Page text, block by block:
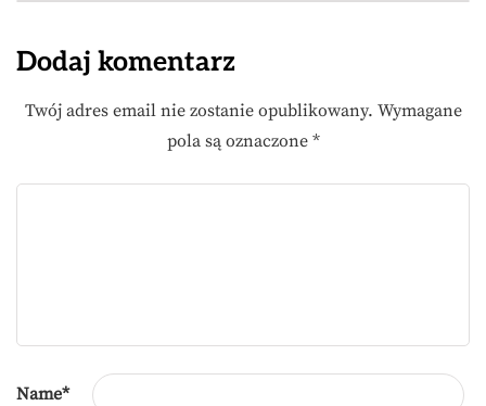
Dodaj komentarz
Twój adres email nie zostanie opublikowany. Wymagane
pola są oznaczone *
Name*